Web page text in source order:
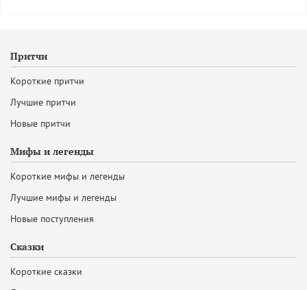
Притчи
Короткие притчи
Лучшие притчи
Новые притчи
Мифы и легенды
Короткие мифы и легенды
Лучшие мифы и легенды
Новые поступления
Сказки
Короткие сказки